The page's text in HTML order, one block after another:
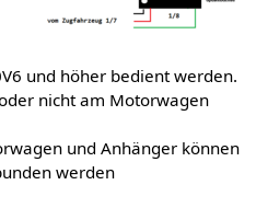
und höher bedient werden.
nicht am Motorwagen
und Anhänger können
werden